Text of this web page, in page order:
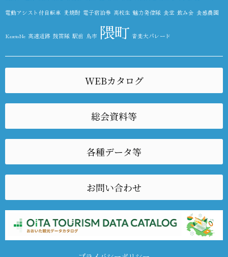
電動アシスト付自転車 麦焼酎 電子宿泊券 高校生 魅力発信隊 食堂 飲み会 食感農園
KazetoNe 高速道路 鼓笛隊 駅前 鳥市 隈町 音楽大パレード
WEBカタログ
総会資料等
各種データ等
お問い合わせ